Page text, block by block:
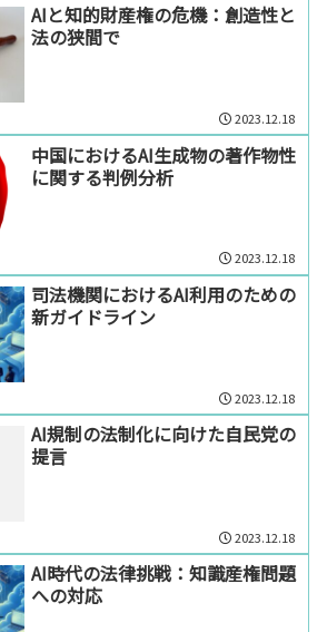
AIと知的財産権の危機：創造性と
法の狭間で
2023.12.18
中国におけるAI生成物の著作物性
に関する判例分析
2023.12.18
司法機関におけるAI利用のための
新ガイドライン
2023.12.18
AI規制の法制化に向けた自民党の
提言
2023.12.18
AI時代の法律挑戦：知識産権問題
への対応